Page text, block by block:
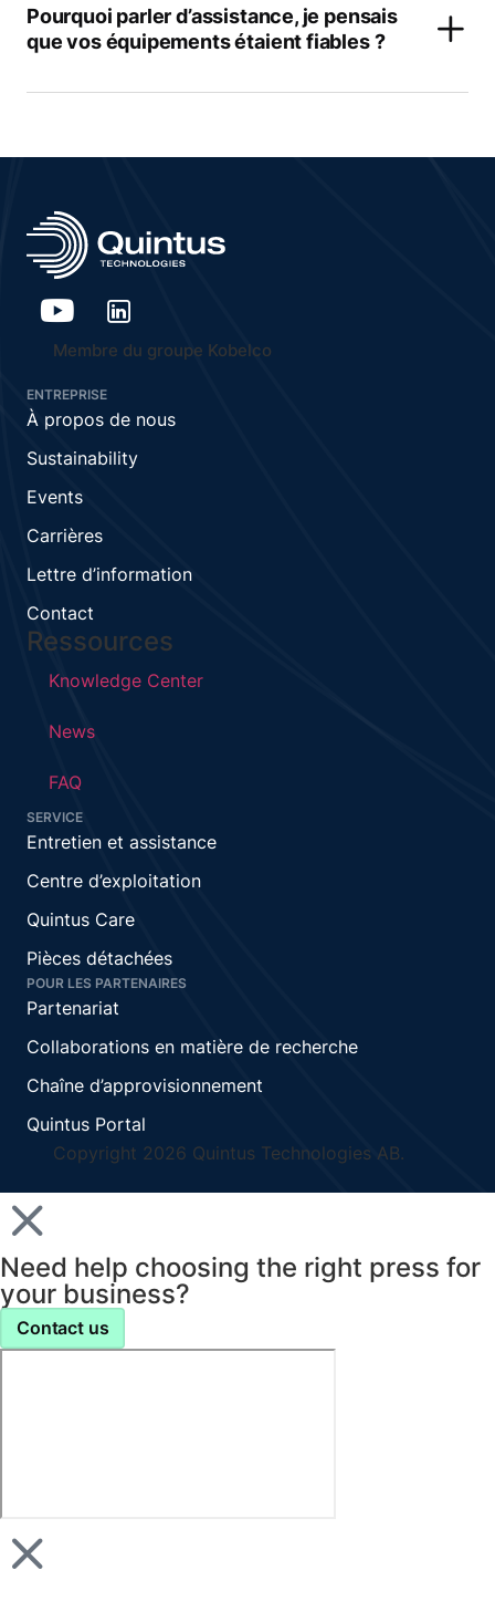
Pourquoi parler d’assistance, je pensais
que vos équipements étaient fiables ?
Membre du groupe Kobelco
ENTREPRISE
À propos de nous
Sustainability
Events
Carrières
Lettre d’information
Contact
Ressources
Knowledge Center
News
FAQ
SERVICE
Entretien et assistance
Centre d’exploitation
Quintus Care
Pièces détachées
POUR LES PARTENAIRES
Partenariat
Collaborations en matière de recherche
Chaîne d’approvisionnement
Quintus Portal
Copyright 2026 Quintus Technologies AB.
Need help choosing the right press for
your business?
Contact us